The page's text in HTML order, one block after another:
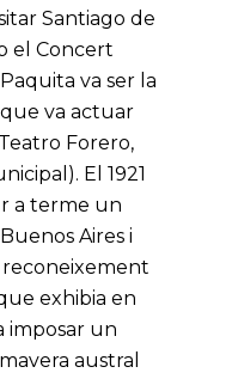
Santiago de
el Concert
va ser la
va actuar
Forero,
El 1921
a terme un
Aires i
reconeixement
exhibia en
imposar un
austral